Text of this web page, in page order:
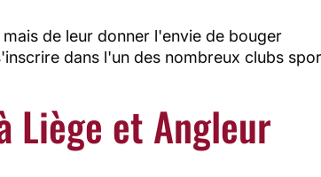
de leur donner l'envie de bouger
dans l'un des nombreux clubs
Liège et Angleur